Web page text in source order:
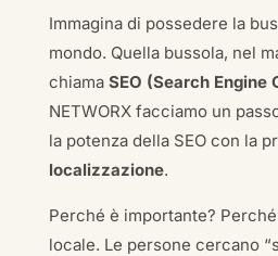
Immagina di possedere la
mondo. Quella bussola, nel
chiama SEO (Search Engine
NETWORX facciamo un
la potenza della SEO con la
localizzazione.
Perché è importante?
locale. Le persone cercano